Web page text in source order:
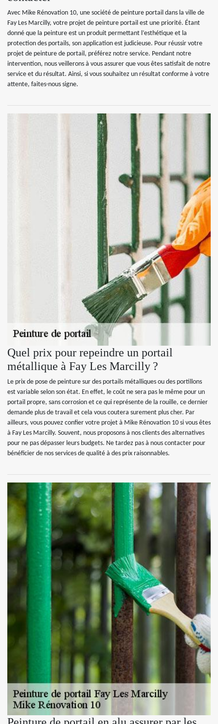
Avec Mike Rénovation 10, une société de peinture portail dans la ville de
Fay Les Marcilly, votre projet de peinture portail est une priorité. Étant
donné que la peinture est un produit permettant l’esthétique et la
protection des portails, son application est judicieuse. Pour réussir votre
projet de peinture de portail, préférez notre service. Pendant notre
intervention, nous veillerons à vous assurer que vous êtes satisfait de notre
service et du résultat. Ainsi, si vous souhaitez un résultat conforme à votre
attente, faites-nous signe.
Quel prix pour repeindre un portail
métallique à Fay Les Marcilly ?
Le prix de pose de peinture sur des portails métalliques ou des portillons
est variable selon son état. En effet, le coût ne sera pas le même pour un
portail propre, sans corrosion et ce qui représente de la rouille, ce dernier
demande plus de travail et cela vous coutera surement plus cher. Par
ailleurs, vous pouvez confier votre projet à Mike Rénovation 10 si vous êtes
à Fay Les Marcilly. Souvent, nous proposons à nos clients des alternatives
pour ne pas dépasser leurs budgets. Ne tardez pas à nous contacter pour
bénéficier de nos services de qualité à des prix raisonnables.